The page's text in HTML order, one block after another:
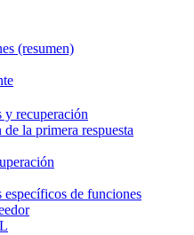
(resumen)
y recuperación
la primera respuesta
de funciones